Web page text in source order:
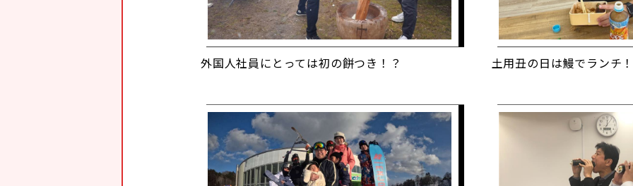
外国人社員にとっては初の餅つき！？ 土用丑の日は鰻でランチ